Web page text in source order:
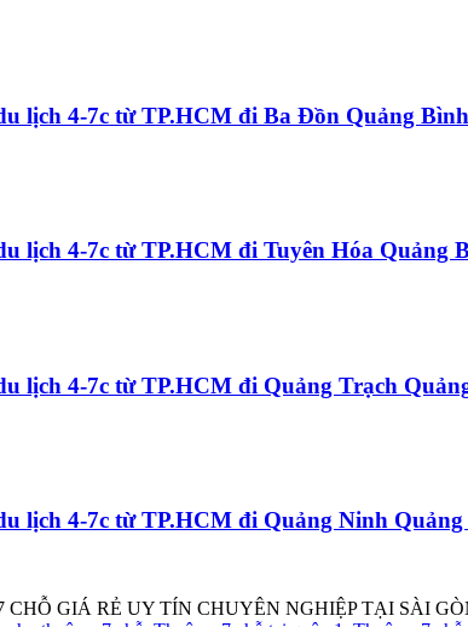
lịch 4-7c từ TP.HCM đi Ba Đồn Quảng Bình
lịch 4-7c từ TP.HCM đi Tuyên Hóa Quảng
lịch 4-7c từ TP.HCM đi Quảng Trạch
lịch 4-7c từ TP.HCM đi Quảng Ninh
CHỖ GIÁ RẺ UY TÍN CHUYÊN NGHIỆP TẠI SÀI